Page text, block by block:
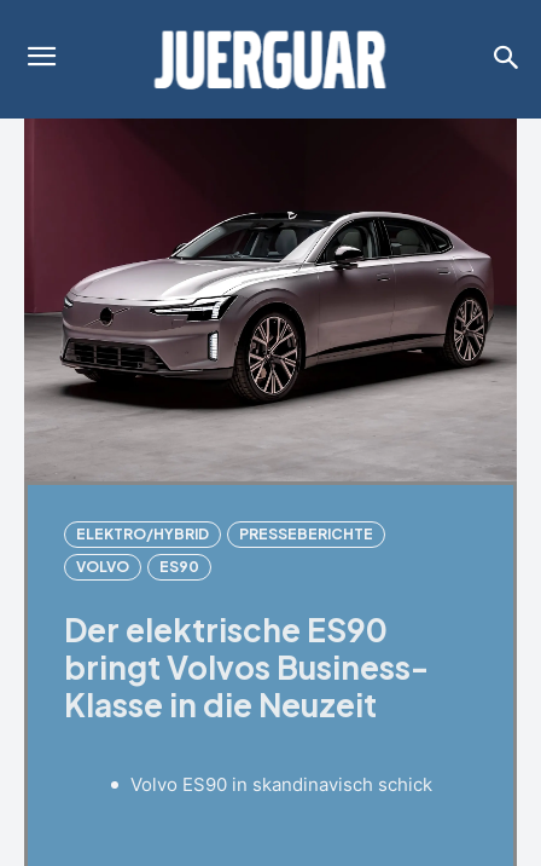
ELEKTRO/HYBRID
PRESSEBERICHTE
VOLVO
ES90
Der elektrische ES90
bringt Volvos Business-
Klasse in die Neuzeit
Volvo ES90 in skandinavisch schick